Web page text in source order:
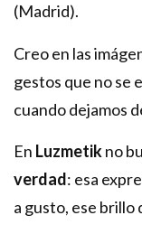
(Madrid).
Creo en las
gestos que no se
cuando dejamos
En Luzmetikno
verdad: esa
a gusto, ese brillo